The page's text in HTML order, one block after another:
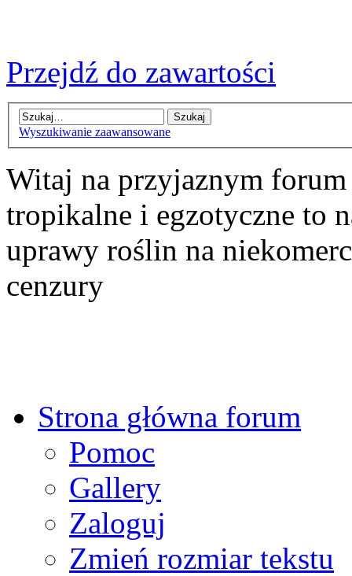
Przejdź do zawartości
Wyszukiwanie zaawansowane
Witaj na przyjaznym
tropikalne i egzotyczne to
uprawy roślin na
cenzury
Strona główna forum
Pomoc
Gallery
Zaloguj
Zmień rozmiar tekstu